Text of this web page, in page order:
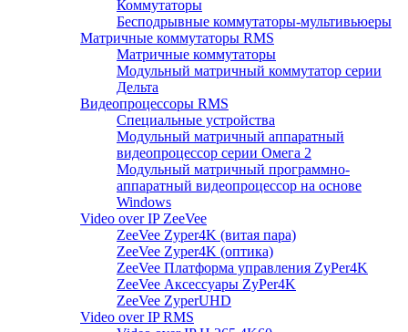
Коммутаторы
Бесподрывные коммутаторы-мультивьюеры
Матричные коммутаторы RMS
Матричные коммутаторы
Модульный матричный коммутатор серии
Дельта
Видеопроцессоры RMS
Специальные устройства
Модульный матричный аппаратный
видеопроцессор серии Омега 2
Модульный матричный программно-
аппаратный видеопроцессор на основе
Windows
Video over IP ZeeVee
ZeeVee Zyper4K (витая пара)
ZeeVee Zyper4K (оптика)
ZeeVee Платформа управления ZyPer4K
ZeeVee Аксессуары ZyPer4K
ZeeVee ZyperUHD
Video over IP RMS